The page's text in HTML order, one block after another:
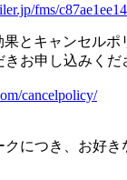
fms/
とキャンセルポ
お申し込みくだ
cancelpolicy/
につき、お好き